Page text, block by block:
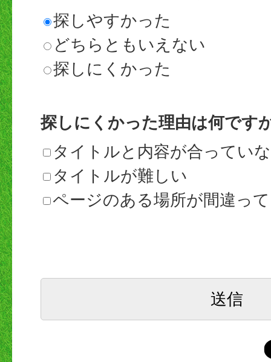
探しやすかった
どちらともいえない
探しにくかった
探しにくかった理由は何です
タイトルと内容が合ってい
タイトルが難しい
ページのある場所が間違っ